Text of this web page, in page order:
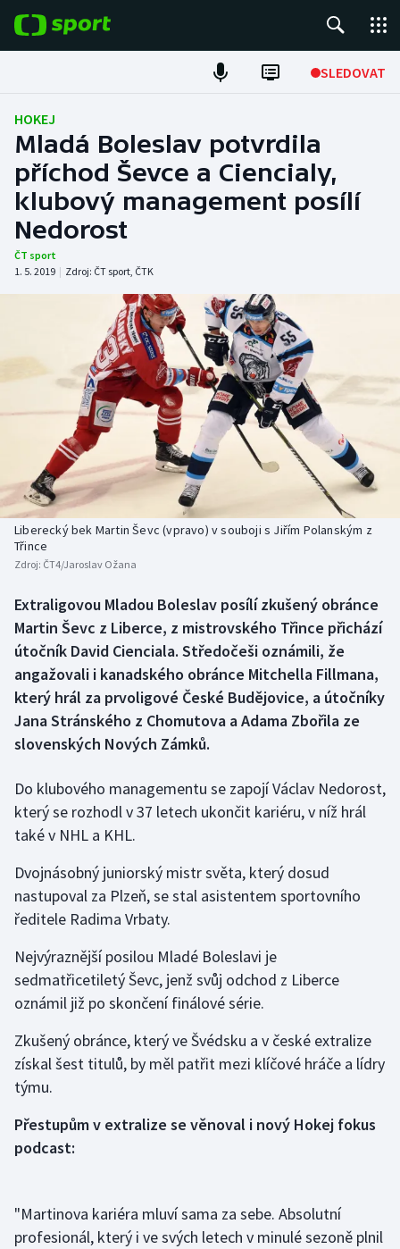
SLEDOVAT
Fotbal
Hokej
Tenis
Atletika
DALŠÍ SPORTY
Americký fotbal
Baseball a softbal
Basketbal
Biatlon
Boby a skeleton
Curling
Dostihy
Florbal
Golf
Gymnastika
Házená
Jezdectví
Judo
Krasobruslení
Lezení
Moderní pětiboj
Olympijské hry
NEPŘEHLÉDNĚTE
Soutěže
Historické návraty
Aplikace ČT sport
AZ kvíz
HOKEJ
Mladá Boleslav potvrdila
příchod Ševce a Ciencialy,
klubový management posílí
Nedorost
ČT sport
1. 5. 2019 | Zdroj: ČT sport, ČTK
Liberecký bek Martin Ševc (vpravo) v souboji s Jiřím Polanským z
Třince
Zdroj: ČT4/Jaroslav Ožana
Extraligovou Mladou Boleslav posílí zkušený obránce
Martin Ševc z Liberce, z mistrovského Třince přichází
útočník David Cienciala. Středočeši oznámili, že
angažovali i kanadského obránce Mitchella Fillmana,
který hrál za prvoligové České Budějovice, a útočníky
Jana Stránského z Chomutova a Adama Zbořila ze
slovenských Nových Zámků.
Do klubového managementu se zapojí Václav Nedorost,
který se rozhodl v 37 letech ukončit kariéru, v níž hrál
také v NHL a KHL.
Dvojnásobný juniorský mistr světa, který dosud
nastupoval za Plzeň, se stal asistentem sportovního
ředitele Radima Vrbaty.
Nejvýraznější posilou Mladé Boleslavi je
sedmatřicetiletý Ševc, jenž svůj odchod z Liberce
oznámil již po skončení finálové série.
Zkušený obránce, který ve Švédsku a v české extralize
získal šest titulů, by měl patřit mezi klíčové hráče a lídry
týmu.
Přestupům v extralize se věnoval i nový Hokej fokus
podcast:
"Martinova kariéra mluví sama za sebe. Absolutní
profesionál, který i ve svých letech v minulé sezoně plnil